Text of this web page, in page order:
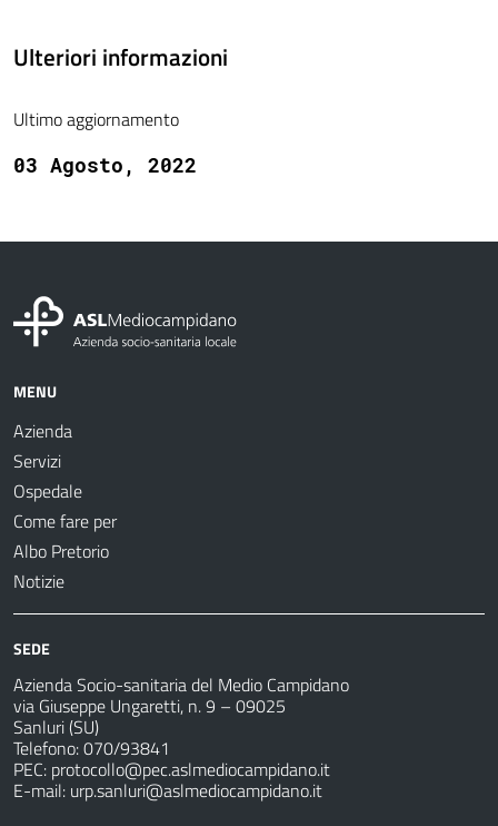
Ulteriori informazioni
Ultimo aggiornamento
03 Agosto, 2022
MENU
Azienda
Servizi
Ospedale
Come fare per
Albo Pretorio
Notizie
SEDE
Azienda Socio-sanitaria del Medio Campidano
via Giuseppe Ungaretti, n. 9 – 09025
Sanluri (SU)
Telefono: 070/93841
PEC: protocollo@pec.aslmediocampidano.it
E-mail: urp.sanluri@aslmediocampidano.it